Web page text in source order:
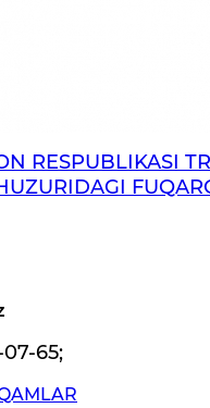
RESPUBLIKASI
07-65;